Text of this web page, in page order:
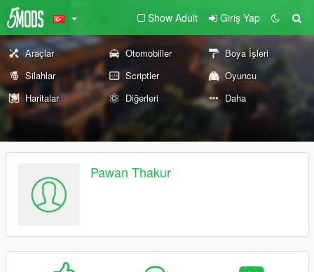
Show Adult Giriş Yap
Araçlar Otomobiller
Boya İşleri
Silahlar
Scriptler
Oyuncu
Haritalar
Diğerleri Daha
Pawan Thakur